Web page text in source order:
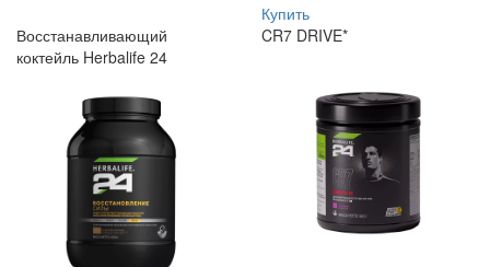
Купить
Восстанавливающий
коктейль Herbalife 24
CR7 DRIVE*